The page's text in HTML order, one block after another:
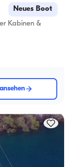
Neues Boot
Kabinen &